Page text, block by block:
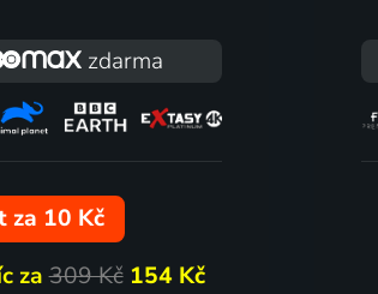
zdarma
za 10 Kč
za309 Kč 154 Kč